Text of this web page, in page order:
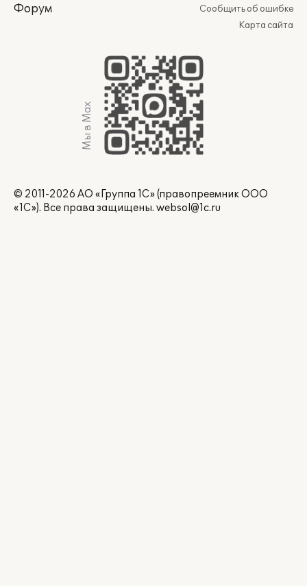
Форум
Сообщить об ошибке
Карта сайта
Мы в Max
© 2011-2026 АО «Группа 1С» (правопреемник ООО
«1С»). Все права защищены. websol@1c.ru